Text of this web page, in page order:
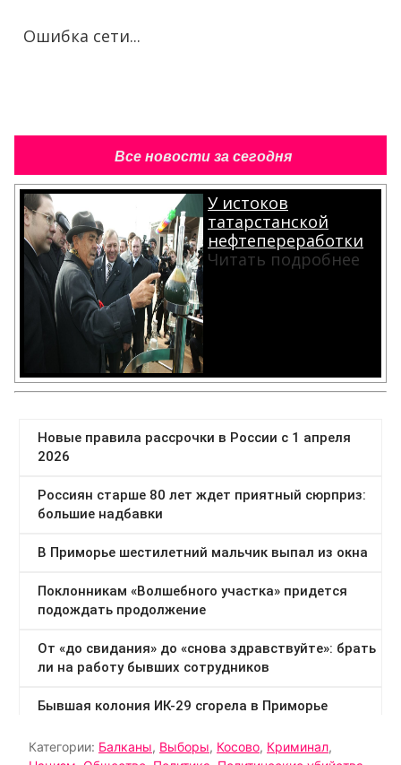
Ошибка сети...
Все новости за сегодня
У истоков
татарстанской
нефтепереработки
Читать подробнее
Категории: Балканы, Выборы, Косово, Криминал,